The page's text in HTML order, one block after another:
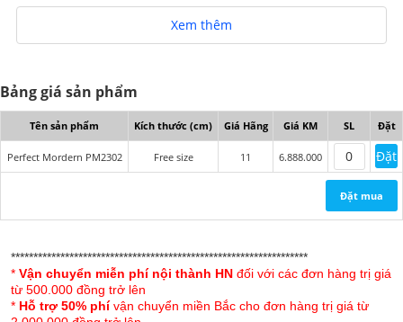
sắc nét, chắc chắn tạo sự bền đẹp cho sản phẩm.
Công nghệ nhuộm màu hiện đại theo tiêu
tươi mới suốt quá trình sử dụng.
Sản phẩm chăn ga gối Perfect Modern Collection
dễ dàng giặt sạch, không xù lông hay phai màu sau
khi giặt.
Màu sắc nổi bật điểm họa tiết hài hòa mang phong
Xem thêm
Bảng giá sản phẩm
Tên sản phẩm Kích thước (cm) Giá Hãng Giá KM SL Đặt
Perfect Mordern PM2302 Free size 11 6.888.000 Đặt
Đặt mua
******************************************************************
* Vận chuyển miễn phí nội thành HN đối với các đơn hàng trị giá
từ 500.000 đồng trở lên
* Hỗ trợ 50% phívận chuyển miền Bắc cho đơn hàng trị giá từ